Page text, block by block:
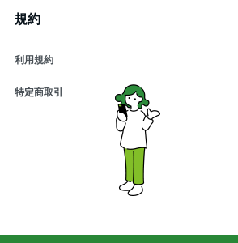
規約
利用規約
特定商取引